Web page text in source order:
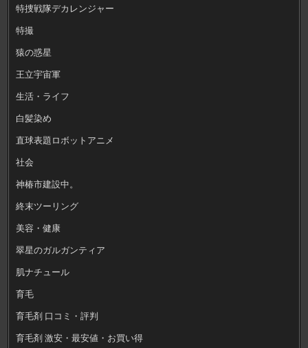
特捜戦隊デカレンジャー
特撮
猿の惑星
王立宇宙軍
生活・ライフ
白髪染め
直球表題ロボットアニメ
社会
神椿市建設中。
終末ツーリング
美容・健康
翠星のガルガンティア
肌ナチュール
育毛
育毛剤 口コミ・評判
育毛剤 激安・最安値・お買い得